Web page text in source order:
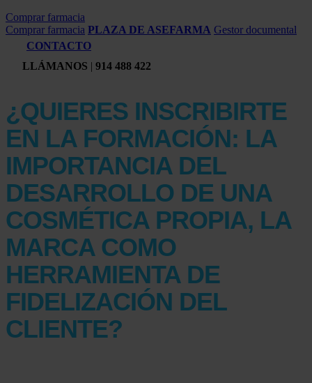
Comprar farmacia
Comprar farmacia PLAZA DE ASEFARMA Gestor documental
CONTACTO
LLÁMANOS | 914 488 422
¿QUIERES INSCRIBIRTE
EN LA FORMACIÓN: LA
IMPORTANCIA DEL
DESARROLLO DE UNA
COSMÉTICA PROPIA, LA
MARCA COMO
HERRAMIENTA DE
FIDELIZACIÓN DEL
CLIENTE?